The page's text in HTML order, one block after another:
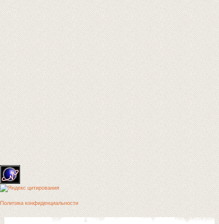
Политика конфиденциальности